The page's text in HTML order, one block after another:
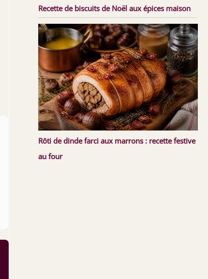
Recette de biscuits de Noël aux épices maison
Rôti de dinde farci aux marrons : recette festive
au four